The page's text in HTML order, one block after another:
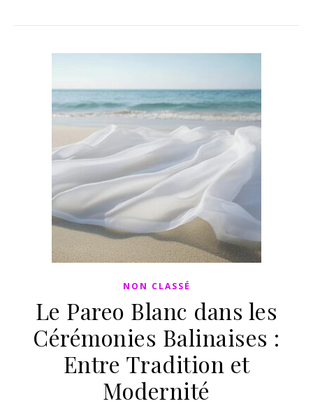
NON CLASSÉ
Le Pareo Blanc dans les
Cérémonies Balinaises :
Entre Tradition et
Modernité